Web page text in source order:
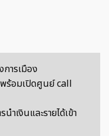
ารเมือง
ร้อมเปิดศูนย์ call
ำเงินและรายได้เข้า